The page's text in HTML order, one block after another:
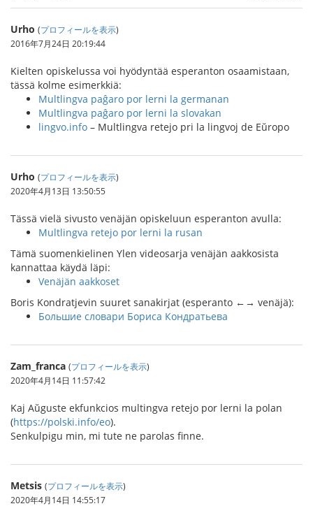
Urho (プロフィールを表示)
2016年7月24日 20:19:44
Kielten opiskelussa voi hyödyntää esperanton osaamistaan,
tässä kolme esimerkkiä:
Multlingva paĝaro por lerni la germanan
Multlingva paĝaro por lerni la slovakan
lingvo.info – Multlingva retejo pri la lingvoj de Eŭropo
Urho (プロフィールを表示)
2020年4月13日 13:50:55
Tässä vielä sivusto venäjän opiskeluun esperanton avulla:
Multlingva retejo por lerni la rusan
Tämä suomenkielinen Ylen videosarja venäjän aakkosista
kannattaa käydä läpi:
Venäjän aakkoset
Boris Kondratjevin suuret sanakirjat (esperanto ←→ venäjä):
Большие словари Бориса Кондратьева
Zam_franca (プロフィールを表示)
2020年4月14日 11:57:42
Kaj Aŭguste ekfunkcios multingva retejo por lerni la polan
(https://polski.info/eo).
Senkulpigu min, mi tute ne parolas finne.
Metsis (プロフィールを表示)
2020年4月14日 14:55:17